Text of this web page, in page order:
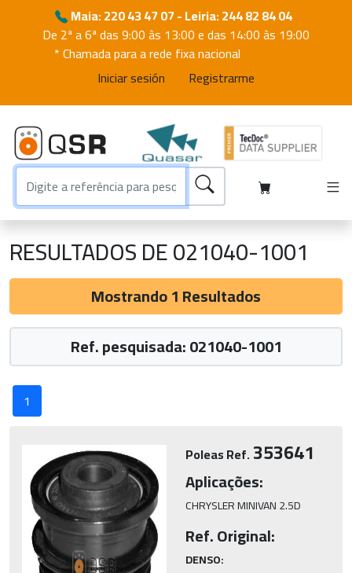
Maia: 220 43 47 07 - Leiria: 244 82 84 04
De 2ª a 6ª das 9:00 às 13:00 e das 14:00 às 19:00
* Chamada para a rede fixa nacional
Iniciar sesión
Registrarme
RESULTADOS DE 021040-1001
Mostrando 1 Resultados
Ref. pesquisada: 021040-1001
1
Poleas Ref.353641
Aplicações:
CHRYSLER MINIVAN 2.5D
Ref. Original:
DENSO: